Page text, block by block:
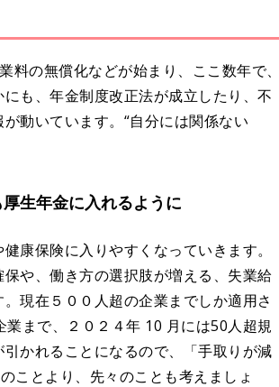
u
t
e
の無償化などが始まり、ここ数年で、
も、年金制度改正法が成立したり、不
動いています。“自分には関係ない
生年金に入れるように
康保険に入りやすくなっていきます。
や、働き方の選択肢が増える、失業給
現在５００人超の企業までしか適用さ
まで、２０２４年 10 月には50人超規
かれることになるので、「手取りが減
ことより、先々のことも考えましょ